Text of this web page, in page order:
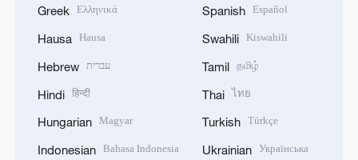
Greek Ελληνικά
Hausa Hausa
Hebrew עברית
Hindi हिन्दी
Hungarian Magyar
Indonesian Bahasa Indonesia
Spanish Español
Swahili Kiswahili
Tamil தமிழ்
Thai ไทย
Turkish Türkçe
Ukrainian Українська